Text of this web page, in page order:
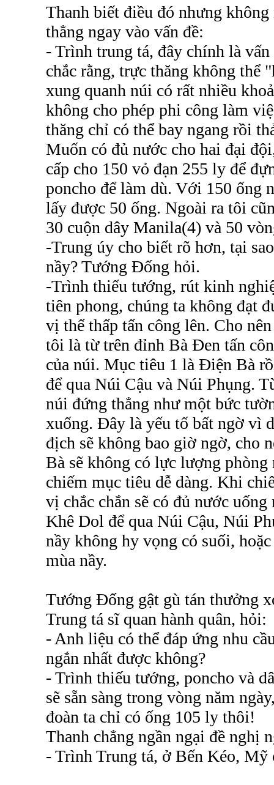
Thanh biết điều đó nhưng
thẳng ngay vào vấn đề:
- Trình trung tá, đây chính là
chắc rằng, trực thăng không thể
xung quanh núi có rất nhiều
không cho phép phi công làm
thăng chỉ có thể bay ngang rồi
Muốn có đủ nước cho hai đại
cấp cho 150 vỏ đạn 255 ly để
poncho để làm dù. Với 150 ống
lấy được 50 ống. Ngoài ra tôi
30 cuộn dây Manila(4) và 50
-Trung úy cho biết rõ hơn, tại
nầy? Tướng Đống hỏi.
-Trình thiếu tướng, rút kinh
tiên phong, chúng ta không đạt
vị thế thấp tấn công lên. Cho
tôi là từ trên đỉnh Bà Đen tấn
của núi. Mục tiêu 1 là Điện Bà
để qua Núi Cậu và Núi Phụng.
núi đứng thẳng như một bức
xuống. Đây là yếu tố bất ngờ vì
địch sẽ không bao giờ ngờ, cho
Bà sẽ không có lực lượng phòng
chiếm mục tiêu dễ dàng. Khi
vị chắc chắn sẽ có đủ nước
Khê Dol để qua Núi Cậu, Núi
nầy không hy vọng có suối,
mùa nầy.
Tướng Đống gật gù tán thưởng
Trung tá sĩ quan hành quân, hỏi:
- Anh liệu có thể đáp ứng nhu
ngắn nhất được không?
- Trình thiếu tướng, poncho và
sẽ sẵn sàng trong vòng năm
đoàn ta chỉ có ống 105 ly thôi!
Thanh chẳng ngần ngại đề nghị
- Trình Trung tá, ở Bến Kéo, Mỹ